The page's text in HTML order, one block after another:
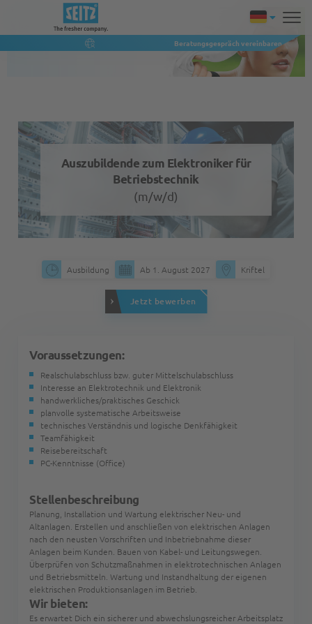
Beratungsgespräch vereinbaren
Auszubildende zum Elektroniker für
Betriebstechnik
(m/w/d)
Voraussetzungen:
Realschulabschluss bzw. guter Mittelschulabschluss
Interesse an Elektrotechnik und Elektronik
handwerkliches/praktisches Geschick
planvolle systematische Arbeitsweise
technisches Verständnis und logische Denkfähigkeit
Teamfähigkeit
Reisebereitschaft
PC-Kenntnisse (Office)
Stellenbeschreibung
Planung, Installation und Wartung elektrischer Neu- und
Altanlagen. Erstellen und anschließen von elektrischen Anlagen
nach den neusten Vorschriften und Inbetriebnahme dieser
Anlagen beim Kunden. Bauen von Kabel- und Leitungswegen.
Überprüfen von Schutzmaßnahmen in elektrotechnischen Anlagen
und Betriebsmitteln. Wartung und Instandhaltung der eigenen
elektrischen Produktionsanlagen im Betrieb.
Wir bieten:
Es erwartet Dich ein sicherer und abwechslungsreicher Arbeitsplatz
Ausbildung Ab 1. August 2027 Kriftel
Jetzt bewerben